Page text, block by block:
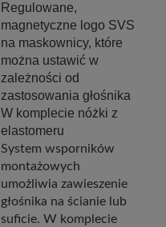
Regulowane,
magnetyczne logo SVS
na maskownicy, które
można ustawić w
zależności od
zastosowania głośnika
W komplecie nóżki z
elastomeru
System wsporników
montażowych
umożliwia zawieszenie
głośnika na ścianie lub
suficie. W komplecie